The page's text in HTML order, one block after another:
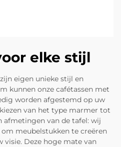
elke stijl
eigen unieke stijl en
kunnen onze cafétassen met
worden afgestemd op uw
van het type marmer tot
afmetingen van de tafel: wij
meubelstukken te creëren
visie. Deze hoge mate van